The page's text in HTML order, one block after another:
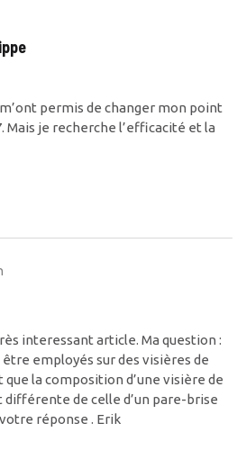
permis de changer mon point
Mais je recherche l’efficacité et la
interessant article. Ma question :
employés sur des visières de
que la composition d’une visière de
de celle d’un pare-brise
réponse . Erik